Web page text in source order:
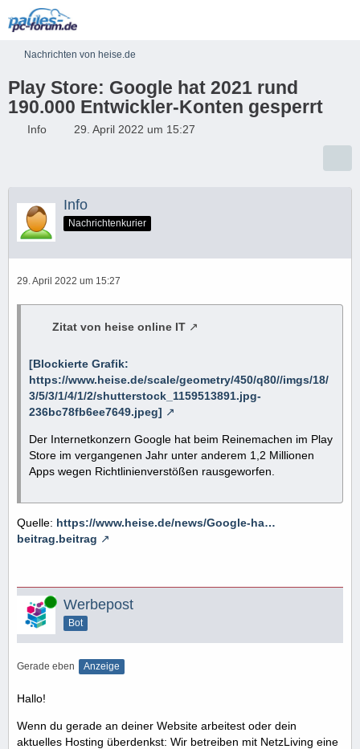
Nachrichten von heise.de
Play Store: Google hat 2021 rund
190.000 Entwickler-Konten gesperrt
Info 29. April 2022 um 15:27
Info
Nachrichtenkurier
29. April 2022 um 15:27
Zitat von heise online IT
[Blockierte Grafik:
https://www.heise.de/scale/geometry/450/q80//imgs/18/
3/5/3/1/4/1/2/shutterstock_1159513891.jpg-
236bc78fb6ee7649.jpeg]
Der Internetkonzern Google hat beim Reinemachen im Play
Store im vergangenen Jahr unter anderem 1,2 Millionen
Apps wegen Richtlinienverstößen rausgeworfen.
Quelle: https://www.heise.de/news/Google-ha…
beitrag.beitrag
Online Werbepost
Bot
Gerade eben Anzeige
Hallo!
Wenn du gerade an deiner Website arbeitest oder dein
aktuelles Hosting überdenkst: Wir betreiben mit NetzLiving eine